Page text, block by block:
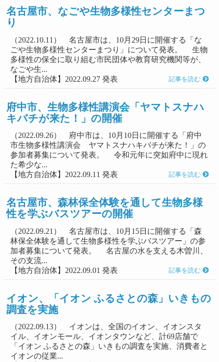
名古屋市、なごや生物多様性センターまつ
り
（2022.10.11） 名古屋市は、10月29日に開催する「な
ごや生物多様性センターまつり」について発表。 生物
多様性の保全に取り組む市民団体や教育研究機関等が、
なごや生...
【地方自治体】2022.09.27 発表
記事を読む
府中市、生物多様性講演会「ヤマトスナハ
キバチが来た！」の開催
（2022.09.26） 府中市は、10月10日に開催する「府中
市生物多様性講演会 ヤマトスナハキバチが来た！」の
参加者募集について発表。 令和元年に突如府中に現れ
た希少な...
【地方自治体】2022.09.11 発表
記事を読む
名古屋市、森林保全体験を通して生物多様
性を学ぶバスツアーの開催
（2022.09.21） 名古屋市は、10月15日に開催する「森
林保全体験を通して生物多様性を学ぶバスツアー」の参
加者募集について発表。 名古屋の水を支える木曽川、
その支流...
【地方自治体】2022.09.01 発表
記事を読む
イオン、「イオン ふるさとの森」いきもの
調査を実施
（2022.09.13） イオンは、全国のイオン、イオンスタ
イル、イオンモール、イオンタウンなど、計69店舗で
「イオン ふるさとの森」いきもの調査を実施、消費者と
イオンの従業...